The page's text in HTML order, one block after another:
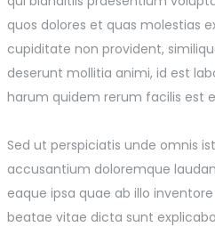
quos dolores et quas molestias
cupiditate non provident,
deserunt mollitia animi, id est
harum quidem rerum facilis est
Sed ut perspiciatis unde omnis
accusantium doloremque
eaque ipsa quae ab illo
beatae vitae dicta sunt